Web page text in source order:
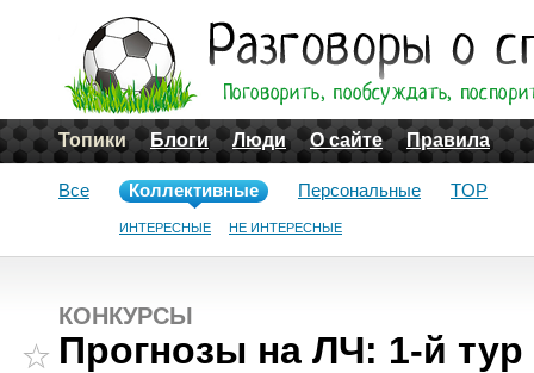
Топики Блоги Люди О сайте Правила
Все Коллективные
ИНТЕРЕСНЫЕ НЕ ИНТЕРЕСНЫЕ
Персональные TOP
КОНКУРСЫ
Прогнозы на ЛЧ: 1-й тур